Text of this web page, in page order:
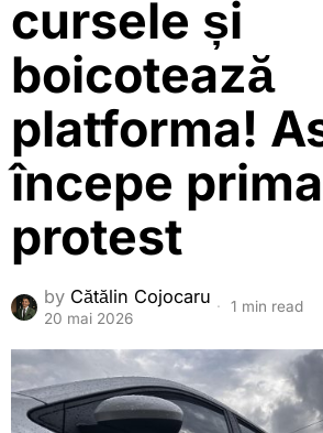
cursele și
boicotează
platforma!
începe
protest
by Cătălin Cojocaru
20 mai 2026
1 min read